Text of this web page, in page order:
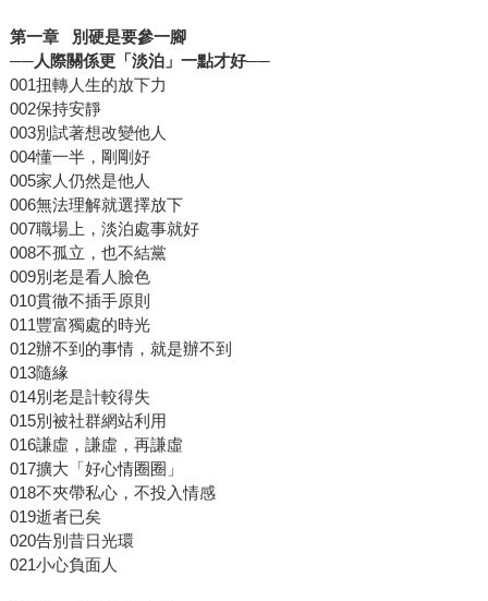
第一章 別硬是要參一腳
──人際關係更「淡泊」一點才好──
001扭轉人生的放下力
002保持安靜
003別試著想改變他人
004懂一半，剛剛好
005家人仍然是他人
006無法理解就選擇放下
007職場上，淡泊處事就好
008不孤立，也不結黨
009別老是看人臉色
010貫徹不插手原則
011豐富獨處的時光
012辦不到的事情，就是辦不到
013隨緣
014別老是計較得失
015別被社群網站利用
016謙虛，謙虛，再謙虛
017擴大「好心情圈圈」
018不夾帶私心，不投入情感
019逝者已矣
020告別昔日光環
021小心負面人